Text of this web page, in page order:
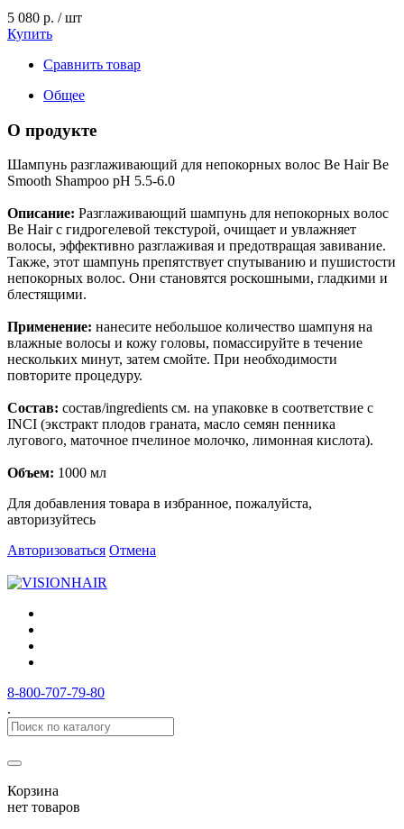
5 080 р. / шт
Купить
Сравнить товар
Общее
О продукте
Шампунь разглаживающий для непокорных волос Be Hair Be
Smooth Shampoo pH 5.5-6.0
Описание: Разглаживающий шампунь для непокорных волос
Be Hair с гидрогелевой текстурой, очищает и увлажняет
волосы, эффективно разглаживая и предотвращая завивание.
Также, этот шампунь препятствует спутыванию и пушистости
непокорных волос. Они становятся роскошными, гладкими и
блестящими.
Применение: нанесите небольшое количество шампуня на
влажные волосы и кожу головы, помассируйте в течение
нескольких минут, затем смойте. При необходимости
повторите процедуру.
Состав: состав/ingredients см. на упаковке в соответствие с
INCI (экстракт плодов граната, масло семян пенника
лугового, маточное пчелиное молочко, лимонная кислота).
Объем: 1000 мл
Для добавления товара в избранное, пожалуйста,
авторизуйтесь
Авторизоваться Отмена
8-800-707-79-80
.
Корзина
нет товаров